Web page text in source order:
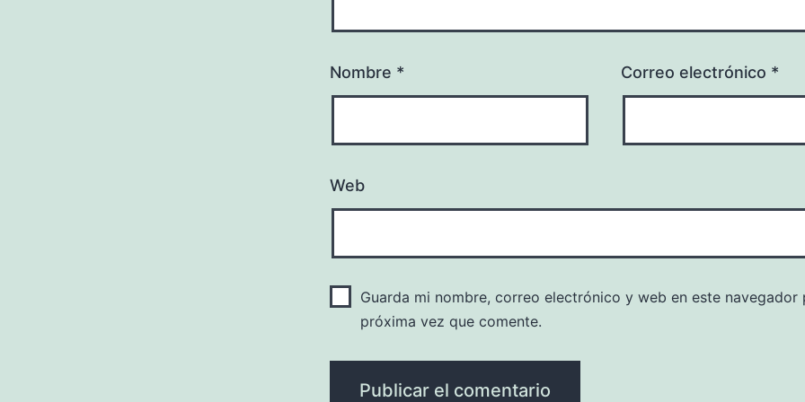
Nombre * Correo electrónico *
Web
Guarda mi nombre, correo electrónico y web en este navegador
próxima vez que comente.